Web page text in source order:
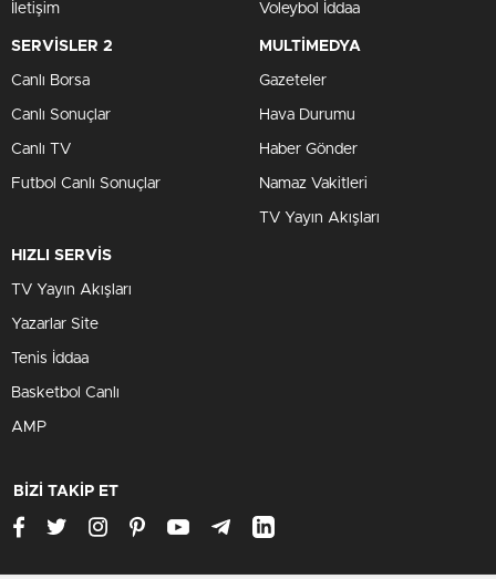
İletişim Voleybol İddaa
SERVİSLER 2
Canlı Borsa
Canlı Sonuçlar
Canlı TV
Futbol Canlı Sonuçlar
MULTİMEDYA
Gazeteler
Hava Durumu
Haber Gönder
Namaz Vakitleri
TV Yayın Akışları
HIZLI SERVİS
TV Yayın Akışları
Yazarlar Site
Tenis İddaa
Basketbol Canlı
AMP
BİZİ TAKİP ET